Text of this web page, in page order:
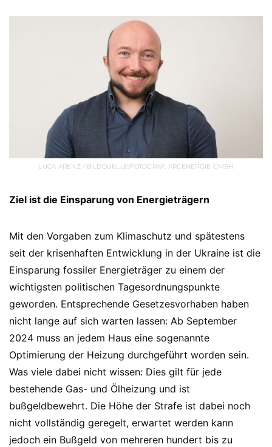
LUCA ARENZ / BILDQUELLE/FOTOGRAF: ARCENERGIE GMBH
Ziel ist die Einsparung von Energieträgern
Mit den Vorgaben zum Klimaschutz und spätestens
seit der krisenhaften Entwicklung in der Ukraine ist die
Einsparung fossiler Energieträger zu einem der
wichtigsten politischen Tagesordnungspunkte
geworden. Entsprechende Gesetzesvorhaben haben
nicht lange auf sich warten lassen: Ab September
2024 muss an jedem Haus eine sogenannte
Optimierung der Heizung durchgeführt worden sein.
Was viele dabei nicht wissen: Dies gilt für jede
bestehende Gas- und Ölheizung und ist
bußgeldbewehrt. Die Höhe der Strafe ist dabei noch
nicht vollständig geregelt, erwartet werden kann
jedoch ein Bußgeld von mehreren hundert bis zu